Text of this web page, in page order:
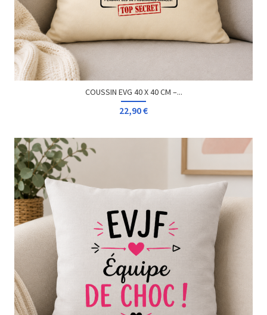
COUSSIN EVG 40 X 40 CM –...
22,90 €